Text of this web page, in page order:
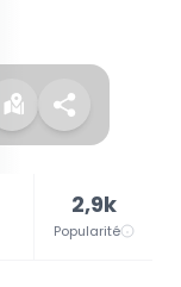
2,9k
Popularité